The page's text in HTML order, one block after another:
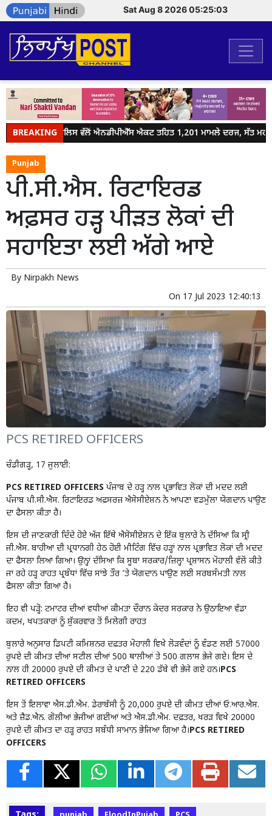
Sat Aug 8 2026 05:25:03
BREAKING
ਜਲੰਧਰ ਪੁਲਿਸ ਵੱਲੋਂ ਐਨਡੀਪੀਐੱਸ ਐਕਟ ਤਹਿਤ 1,201 ਮਾਮਲੇ ਦਰਜ, ਸੱਤ
Punjab
ਪੀ.ਸੀ.ਐਸ. ਰਿਟਾਇਰਡ
ਅਫ਼ਸਰ ਹੜ੍ਹ ਪੀੜਤ ਲੋਕਾਂ ਦੀ
ਸਹਾਇਤਾ ਲਈ ਅੱਗੇ ਆਏ
By Nirpakh News
On 17 Jul 2023 12:40:13
PCS RETIRED OFFICERS
ਚੰਡੀਗੜ੍ਹ, 17 ਜੁਲਾਈ:
PCS RETIRED OFFICERS ਪੰਜਾਬ ਦੇ ਹੜ੍ਹ ਨਾਲ ਪ੍ਰਭਾਵਿਤ ਲੋਕਾਂ ਦੀ ਮਦਦ ਲਈ
ਪੰਜਾਬ ਪੀ.ਸੀ.ਐਸ. ਰਿਟਾਇਰਡ ਅਫ਼ਸਰਜ਼ ਐਸੋਸੀਏਸ਼ਨ ਨੇ ਆਪਣਾ ਵਡਮੁੱਲਾ ਯੋਗਦਾਨ ਪਾਉਣ
ਦਾ ਫੈਸਲਾ ਕੀਤਾ ਹੈ।
ਇਸ ਦੀ ਜਾਣਕਾਰੀ ਦਿੰਦੇ ਹੋਏ ਅੱਜ ਇੱਥੇ ਐਸੋਸੀਏਸ਼ਨ ਦੇ ਇੱਕ ਬੁਲਾਰੇ ਨੇ ਦੱਸਿਆ ਕਿ ਸ੍ਰੀ
ਜੀ.ਐਸ. ਬਾਹੀਆ ਦੀ ਪ੍ਰਧਾਨਗੀ ਹੇਠ ਹੋਈ ਮੀਟਿੰਗ ਵਿੱਚ ਹੜ੍ਹਾਂ ਨਾਲ ਪ੍ਰਭਾਵਿਤ ਲੋਕਾਂ ਦੀ ਮਦਦ
ਦਾ ਫੈਸਲਾ ਲਿਆ ਗਿਆ। ਉਨ੍ਹਾਂ ਦੱਸਿਆ ਕਿ ਸੂਬਾ ਸਰਕਾਰ/ਜ਼ਿਲ੍ਹਾ ਪ੍ਰਸ਼ਾਸਨ ਮੋਹਾਲੀ ਵੱਲੋਂ ਕੀਤੇ
ਜਾ ਰਹੇ ਹੜ੍ਹ ਰਾਹਤ ਪ੍ਰਬੰਧਾਂ ਵਿੱਚ ਸਾਂਝੇ ਤੌਰ ’ਤੇ ਯੋਗਦਾਨ ਪਾਉਣ ਲਈ ਸਰਬਸੰਮਤੀ ਨਾਲ
ਫੈਸਲਾ ਕੀਤਾ ਗਿਆ ਹੈ।
ਇਹ ਵੀ ਪੜ੍ਹੋ: ਟਮਾਟਰ ਦੀਆਂ ਵਧੀਆਂ ਕੀਮਤਾਂ ਦੌਰਾਨ ਕੇਂਦਰ ਸਰਕਾਰ ਨੇ ਉਠਾਇਆ ਵੱਡਾ
ਕਦਮ, ਖਪਤਕਾਰਾਂ ਨੂੰ ਸ਼ੁੱਕਰਵਾਰ ਤੋਂ ਮਿਲੇਗੀ ਰਾਹਤ
ਬੁਲਾਰੇ ਅਨੁਸਾਰ ਡਿਪਟੀ ਕਮਿਸ਼ਨਰ ਦਫ਼ਤਰ ਮੋਹਾਲੀ ਵਿਖੇ ਲੋੜਵੰਦਾਂ ਨੂੰ ਵੰਡਣ ਲਈ 57000
ਰੁਪਏ ਦੀ ਕੀਮਤ ਦੀਆਂ ਸਟੀਲ ਦੀਆਂ 500 ਥਾਲੀਆਂ ਤੇ 500 ਗਲਾਸ ਭੇਜੇ ਗਏ। ਇਸ ਦੇ
ਨਾਲ ਹੀ 20000 ਰੁਪਏ ਦੀ ਕੀਮਤ ਦੇ ਪਾਣੀ ਦੇ 220 ਡੱਬੇ ਵੀ ਭੇਜੇ ਗਏ ਹਨ।PCS
RETIRED OFFICERS
ਇਸ ਤੋਂ ਇਲਾਵਾ ਐਸ.ਡੀ.ਐਮ. ਡੇਰਾਬੱਸੀ ਨੂੰ 20,000 ਰੁਪਏ ਦੀ ਕੀਮਤ ਦੀਆਂ ਓ.ਆਰ.ਐਸ.
ਅਤੇ ਜ਼ੈਡ.ਐਨ. ਗੋਲੀਆਂ ਭੇਜੀਆਂ ਗਈਆਂ ਅਤੇ ਐਸ.ਡੀ.ਐਮ. ਦਫ਼ਤਰ, ਖਰੜ ਵਿਖੇ 20000
ਰੁਪਏ ਦੀ ਕੀਮਤ ਦਾ ਹੜ੍ਹ ਰਾਹਤ ਸਬੰਧੀ ਸਾਮਾਨ ਭੇਜਿਆ ਗਿਆ ਹੈ।PCS RETIRED
OFFICERS